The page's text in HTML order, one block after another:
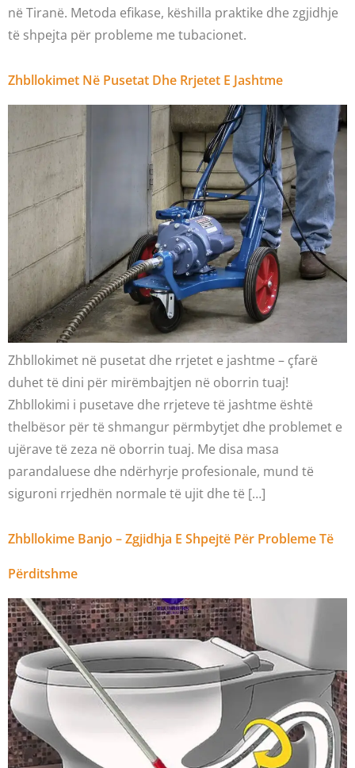
në Tiranë. Metoda efikase, këshilla praktike dhe zgjidhje
të shpejta për probleme me tubacionet.
Zhbllokimet Në Pusetat Dhe Rrjetet E Jashtme
Zhbllokimet në pusetat dhe rrjetet e jashtme – çfarë
duhet të dini për mirëmbajtjen në oborrin tuaj!
Zhbllokimi i pusetave dhe rrjeteve të jashtme është
thelbësor për të shmangur përmbytjet dhe problemet e
ujërave të zeza në oborrin tuaj. Me disa masa
parandaluese dhe ndërhyrje profesionale, mund të
siguroni rrjedhën normale të ujit dhe të […]
Zhbllokime Banjo – Zgjidhja E Shpejtë Për Probleme Të
Përditshme